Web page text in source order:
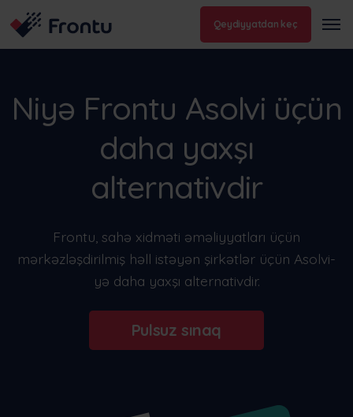
Qeydiyyatdan keç
Niyə Frontu Asolvi üçün
daha yaxşı
alternativdir
Frontu, sahə xidməti əməliyyatları üçün
mərkəzləşdirilmiş həll istəyən şirkətlər üçün Asolvi-
yə daha yaxşı alternativdir.
Pulsuz sınaq